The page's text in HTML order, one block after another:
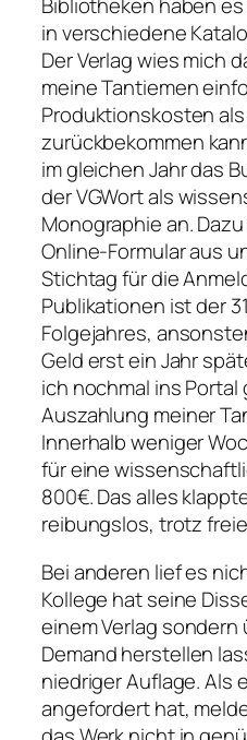
Bibliotheken haben
in verschiedene
Der Verlag wies mich
meine Tantiemen
Produktionskosten
zurückbekommen
im gleichen Jahr das
der VGWort als
Monographie an.
Online-Formular aus
Stichtag für die
Publikationen ist der
Folgejahres,
Geld erst ein Jahr
ich nochmal ins
Auszahlung meiner
Innerhalb weniger
für eine
800€. Das alles
reibungslos, trotz
Bei anderen lief es
Kollege hat seine
einem Verlag
Demand herstellen
niedriger Auflage. Als
angefordert hat,